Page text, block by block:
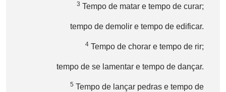
3 Tempo de matar e tempo de curar;
tempo de demolir e tempo de edificar.
4 Tempo de chorar e tempo de rir;
tempo de se lamentar e tempo de dançar.
5 Tempo de lançar pedras e tempo de